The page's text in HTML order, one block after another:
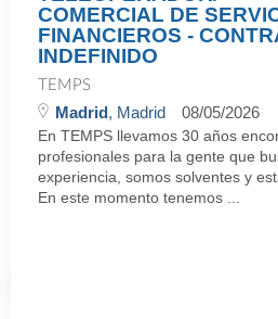
COMERCIAL DE
FINANCIEROS -
INDEFINIDO
TEMPS
Madrid, Madrid 08/05/2026
En TEMPS llevamos 30 años
profesionales para la gente que
experiencia, somos solventes y
En este momento tenemos ...